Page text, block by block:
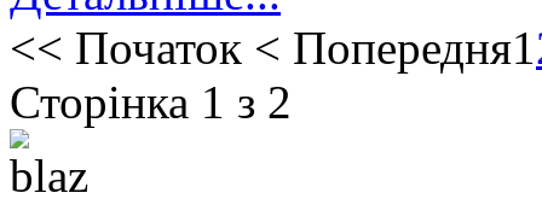
<< Початок < Попередня1
Сторінка 1 з 2